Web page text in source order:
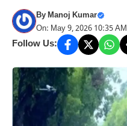
ByManoj Kumar
On: May 9, 2026 10:35 AM
Follow Us: